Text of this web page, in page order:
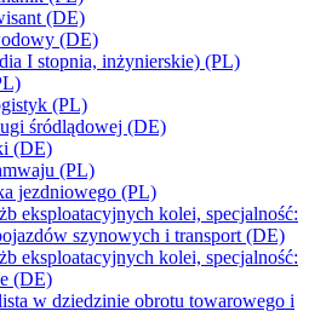
(DE)
(DE)
I stopnia, inżynierskie) (PL)
(PL)
śródlądowej (DE)
(DE)
(PL)
jezdniowego (PL)
eksploatacyjnych kolei, specjalność:
szynowych i transport (DE)
eksploatacyjnych kolei, specjalność:
(DE)
w dziedzinie obrotu towarowego i